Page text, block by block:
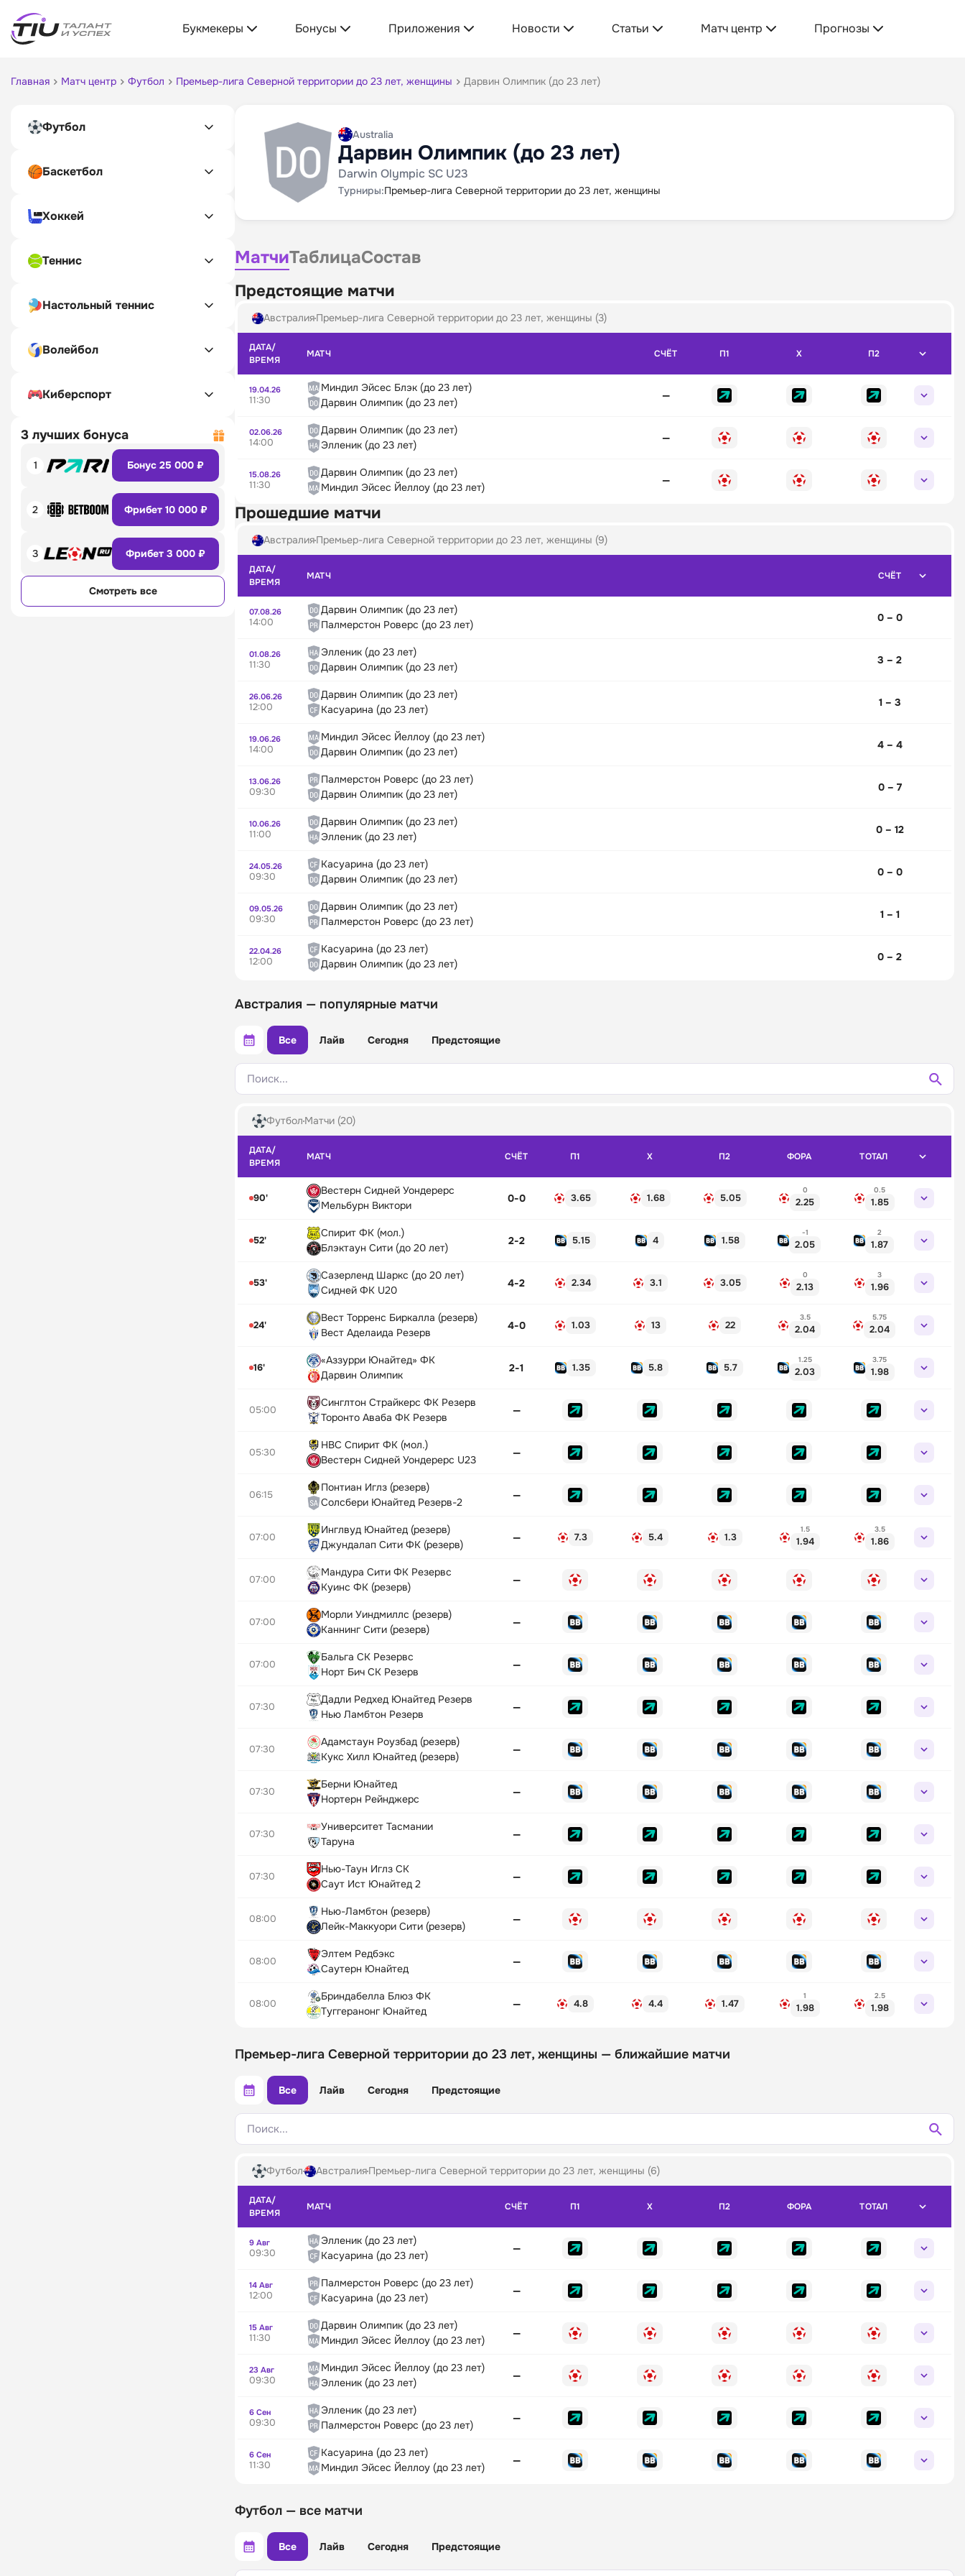
Букмекеры Бонусы Приложения Новости Статьи Матч центр Прогнозы
Главная Матч центр Футбол Премьер-лига Северной территории до 23 лет, женщины Дарвин Олимпик (до 23 лет)
Футбол
Баскетбол
Хоккей
Теннис
Настольный теннис
Волейбол
Киберспорт
3 лучших бонуса
1 Бонус 25 000 ₽
2 Фрибет 10 000 ₽
3 Фрибет 3 000 ₽
Смотреть все
Australia
Дарвин Олимпик (до 23 лет)
Darwin Olympic SC U23
Турниры:Премьер-лига Северной территории до 23 лет, женщины
МатчиТаблицаСостав
Предстоящие матчи
АвстралияПремьер-лига Северной территории до 23 лет, женщины (3)
ДАТА/
ВРЕМЯ
МАТЧ СЧЁТ П1 X П2
19.04.26
11:30
Миндил Эйсес Блэк (до 23 лет)
Дарвин Олимпик (до 23 лет)
—
02.06.26
14:00
Дарвин Олимпик (до 23 лет)
Элленик (до 23 лет)
—
15.08.26
11:30
Дарвин Олимпик (до 23 лет)
Миндил Эйсес Йеллоу (до 23 лет)
—
Прошедшие матчи
АвстралияПремьер-лига Северной территории до 23 лет, женщины (9)
ДАТА/
ВРЕМЯ
МАТЧ СЧЁТ
07.08.26
14:00
Дарвин Олимпик (до 23 лет)
Палмерстон Роверс (до 23 лет)
0 – 0
01.08.26
11:30
Элленик (до 23 лет)
Дарвин Олимпик (до 23 лет)
3 – 2
26.06.26
12:00
Дарвин Олимпик (до 23 лет)
Касуарина (до 23 лет)
1 – 3
19.06.26
14:00
Миндил Эйсес Йеллоу (до 23 лет)
Дарвин Олимпик (до 23 лет)
4 – 4
13.06.26
09:30
Палмерстон Роверс (до 23 лет)
Дарвин Олимпик (до 23 лет)
0 – 7
10.06.26
11:00
Дарвин Олимпик (до 23 лет)
Элленик (до 23 лет)
0 – 12
24.05.26
09:30
Касуарина (до 23 лет)
Дарвин Олимпик (до 23 лет)
0 – 0
09.05.26
09:30
Дарвин Олимпик (до 23 лет)
Палмерстон Роверс (до 23 лет)
1 – 1
22.04.26
12:00
Касуарина (до 23 лет)
Дарвин Олимпик (до 23 лет)
0 – 2
Австралия — популярные матчи
Все Лайв Сегодня Предстоящие
Поиск...
Футбол Матчи (20)
ДАТА/
ВРЕМЯ
МАТЧ СЧЁТ П1 X П2 ФОРА ТОТАЛ
90'
Вестерн Сидней Уондерерс
Мельбурн Виктори
0-0 3.65 1.68 5.05
0
2.25
0.5
1.85
52'
Спирит ФК (мол.)
Блэктаун Сити (до 20 лет)
2-2 5.15 4 1.58
-1
2.05
2
1.87
53'
Сазерленд Шаркс (до 20 лет)
Сидней ФК U20
4-2 2.34 3.1 3.05
0
2.13
3
1.96
24'
Вест Торренс Биркалла (резерв)
Вест Аделаида Резерв
4-0 1.03 13 22
3.5
2.04
5.75
2.04
16'
«Аззурри Юнайтед» ФК
Дарвин Олимпик
2-1 1.35 5.8 5.7
1.25
2.03
3.75
1.98
05:00
Синглтон Страйкерс ФК Резерв
Торонто Аваба ФК Резерв
—
05:30
НВС Спирит ФК (мол.)
Вестерн Сидней Уондерерс U23
—
06:15
Понтиан Иглз (резерв)
Солсбери Юнайтед Резерв-2
—
07:00
Инглвуд Юнайтед (резерв)
Джундалап Сити ФК (резерв)
— 7.3 5.4 1.3
1.5
1.94
3.5
1.86
07:00
Мандура Сити ФК Резервс
Куинс ФК (резерв)
—
07:00
Морли Уиндмиллс (резерв)
Каннинг Сити (резерв)
—
07:00
Бальга СК Резервс
Норт Бич СК Резерв
—
07:30
Дадли Редхед Юнайтед Резерв
Нью Ламбтон Резерв
—
07:30
Адамстаун Роузбад (резерв)
Кукс Хилл Юнайтед (резерв)
—
07:30
Берни Юнайтед
Нортерн Рейнджерс
—
07:30
Университет Тасмании
Таруна
—
07:30
Нью-Таун Иглз СК
Саут Ист Юнайтед 2
—
08:00
Нью-Ламбтон (резерв)
Лейк-Маккуори Сити (резерв)
—
08:00
Элтем Редбэкс
Саутерн Юнайтед
—
08:00
Бриндабелла Блюз ФК
Туггеранонг Юнайтед
— 4.8 4.4 1.47
1
1.98
2.5
1.98
Премьер-лига Северной территории до 23 лет, женщины — ближайшие матчи
Все Лайв Сегодня Предстоящие
Поиск...
Футбол АвстралияПремьер-лига Северной территории до 23 лет, женщины (6)
ДАТА/
ВРЕМЯ
МАТЧ СЧЁТ П1 X П2 ФОРА ТОТАЛ
9 Авг
09:30
Элленик (до 23 лет)
Касуарина (до 23 лет)
—
14 Авг
12:00
Палмерстон Роверс (до 23 лет)
Касуарина (до 23 лет)
—
15 Авг
11:30
Дарвин Олимпик (до 23 лет)
Миндил Эйсес Йеллоу (до 23 лет)
—
23 Авг
09:30
Миндил Эйсес Йеллоу (до 23 лет)
Элленик (до 23 лет)
—
6 Сен
09:30
Элленик (до 23 лет)
Палмерстон Роверс (до 23 лет)
—
6 Сен
11:30
Касуарина (до 23 лет)
Миндил Эйсес Йеллоу (до 23 лет)
—
Футбол — все матчи
Все Лайв Сегодня Предстоящие